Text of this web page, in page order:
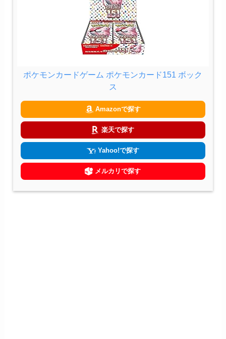
ポケモンカードゲーム ポケモンカード151 ボック
ス
Amazonで探す
楽天で探す
Yahoo!で探す
メルカリで探す